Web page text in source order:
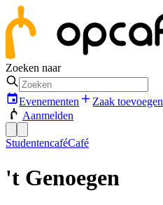
Zoeken naar
Evenementen Zaak toevoegen
Aanmelden
StudentencaféCafé
't Genoegen